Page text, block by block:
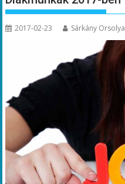
2017-02-23 Sárkány Orsolya